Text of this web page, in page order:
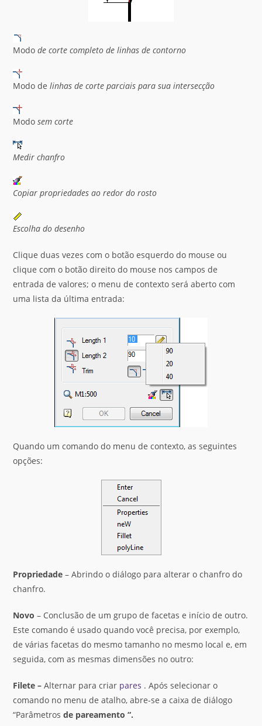
Modode corte completo de linhas de contorno
Modo delinhas de corte parciais para sua intersecção
Modosem corte
Medir chanfro
Copiar propriedades ao redor do rosto
Escolha do desenho
Clique duas vezes com o botão esquerdo do mouse ou
clique com o botão direito do mouse nos campos de
entrada de valores; o menu de contexto será aberto com
uma lista da última entrada:
Quando um comando do menu de contexto, as seguintes
opções:
Propriedade – Abrindo o diálogo para alterar o chanfro do
chanfro.
Novo – Conclusão de um grupo de facetas e início de outro.
Este comando é usado quando você precisa, por exemplo,
de várias facetas do mesmo tamanho no mesmo local e, em
seguida, com as mesmas dimensões no outro:
Filete – Alternar para criar pares . Após selecionar o
comando no menu de atalho, abre-se a caixa de diálogo
“Parâmetrosde pareamento “.